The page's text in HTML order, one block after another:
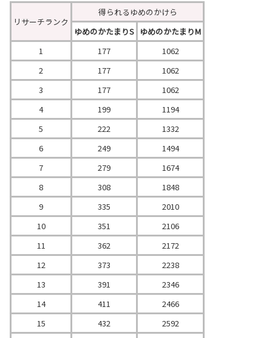
リサーチランク
得られるゆめのかけら
ゆめのかたまりS ゆめのかたまりM
1
177
1062
2
177
1062
3
177
1062
4
199
1194
5
222
1332
6
249
1494
7
279
1674
8
308
1848
9
335
2010
10
351
2106
11
362
2172
12
373
2238
13
391
2346
14
411
2466
15
432
2592